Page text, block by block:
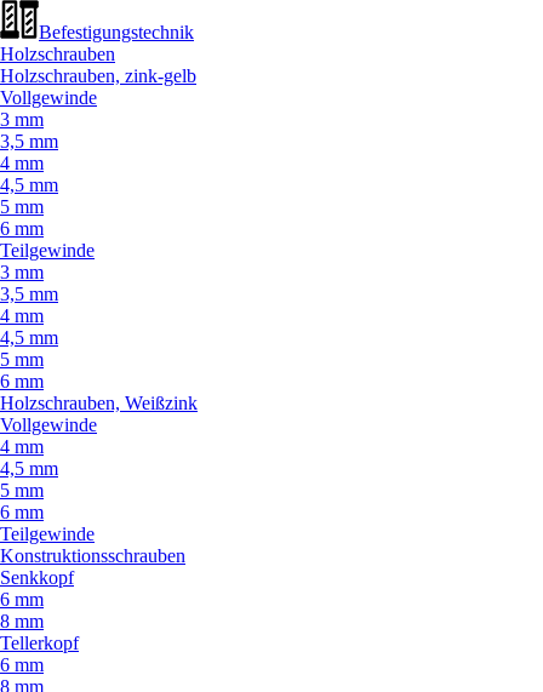
Befestigungstechnik
Holzschrauben
Holzschrauben, zink-gelb
Vollgewinde
3 mm
3,5 mm
4 mm
4,5 mm
5 mm
6 mm
Teilgewinde
3 mm
3,5 mm
4 mm
4,5 mm
5 mm
6 mm
Holzschrauben, Weißzink
Vollgewinde
4 mm
4,5 mm
5 mm
6 mm
Teilgewinde
Konstruktionsschrauben
Senkkopf
6 mm
8 mm
Tellerkopf
6 mm
8 mm